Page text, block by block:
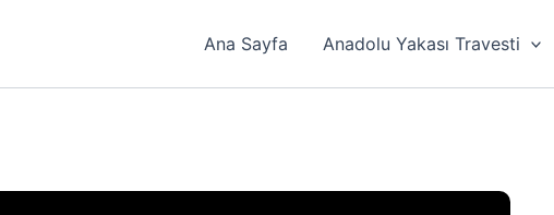
Ana Sayfa Anadolu Yakası Travesti